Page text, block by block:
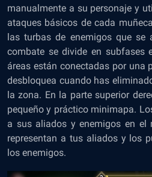
manualmente a su personaje y
ataques básicos de cada
las turbas de enemigos que se
combate se divide en subfases
áreas están conectadas por una
desbloquea cuando has
la zona. En la parte superior
pequeño y práctico minimapa.
a sus aliados y enemigos en el
representan a tus aliados y los
los enemigos.